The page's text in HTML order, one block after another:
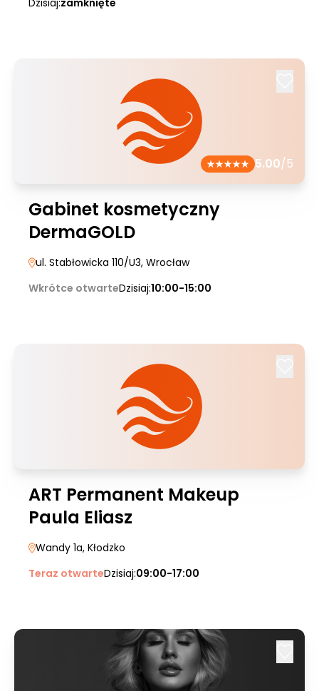
Dzisiaj:zamknięte
5.00/5
Gabinet kosmetyczny
DermaGOLD
ul. Stabłowicka 110/U3, Wrocław
Wkrótce otwarteDzisiaj:10:00-15:00
ART Permanent Makeup
Paula Eliasz
Wandy 1a, Kłodzko
Teraz otwarteDzisiaj:09:00-17:00